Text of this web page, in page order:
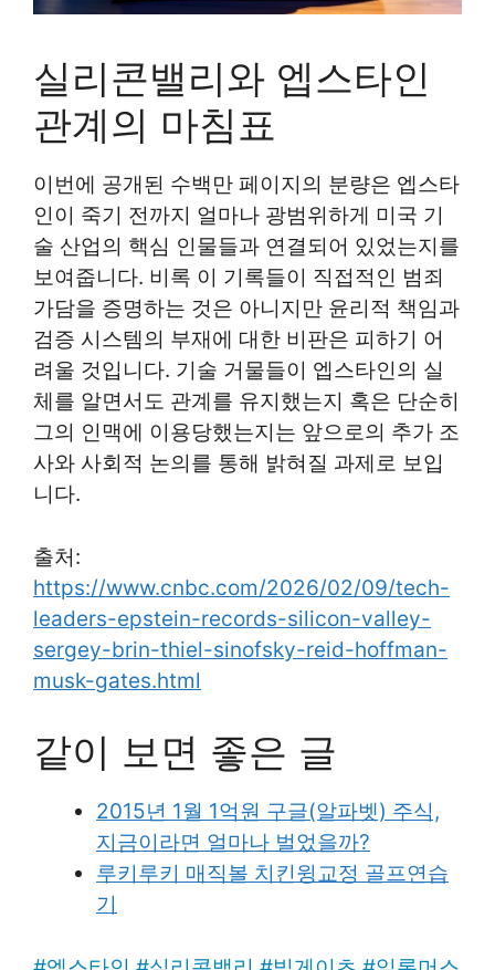
실리콘밸리와 엡스타인
관계의 마침표
이번에 공개된 수백만 페이지의 분량은 엡스타
인이 죽기 전까지 얼마나 광범위하게 미국 기
술 산업의 핵심 인물들과 연결되어 있었는지를
보여줍니다. 비록 이 기록들이 직접적인 범죄
가담을 증명하는 것은 아니지만 윤리적 책임과
검증 시스템의 부재에 대한 비판은 피하기 어
려울 것입니다. 기술 거물들이 엡스타인의 실
체를 알면서도 관계를 유지했는지 혹은 단순히
그의 인맥에 이용당했는지는 앞으로의 추가 조
사와 사회적 논의를 통해 밝혀질 과제로 보입
니다.
출처:
https://www.cnbc.com/2026/02/09/tech-
leaders-epstein-records-silicon-valley-
sergey-brin-thiel-sinofsky-reid-hoffman-
musk-gates.html
같이 보면 좋은 글
2015년 1월 1억원 구글(알파벳) 주식,
지금이라면 얼마나 벌었을까?
루키루키 매직볼 치킨윙교정 골프연습
기